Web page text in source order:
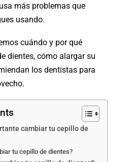
más problemas que
usando.
cuándo y por qué
dientes, cómo alargar su
los dentistas para
cambiar tu cepillo de
tu cepillo de dientes?